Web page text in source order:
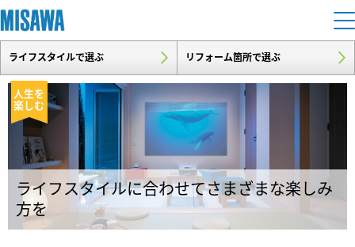
住まい
建てる [注文住宅]
商品ラインアップ
デザイン
土地活用
個人のお客さま
賃貸住宅
リフォーム
戸建て・マンション
まちづくり
ライフスタイルで選ぶ リフォーム箇所で選ぶ
人生を
楽しむ
ライフスタイルに合わせてさまざまな楽しみ
方を